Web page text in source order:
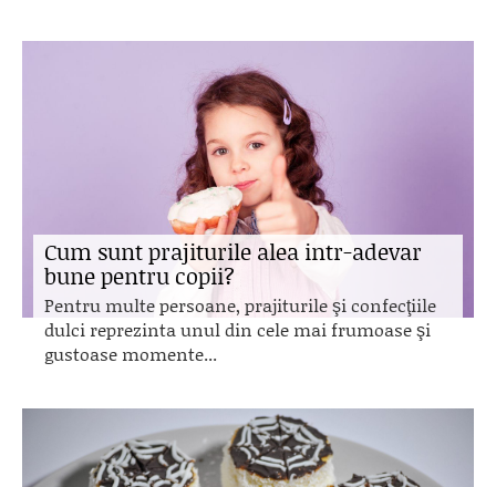
Cum sunt prajiturile alea intr-adevar
bune pentru copii?
Pentru multe persoane, prajiturile şi confecţiile
dulci reprezinta unul din cele mai frumoase şi
gustoase momente...